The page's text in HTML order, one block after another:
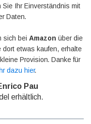
Sie Ihr Einverständnis mit
Daten.
sich bei Amazon über die
dort etwas kaufen, erhalte
Provision. Danke für
dazu hier.
Pau
erhältlich.